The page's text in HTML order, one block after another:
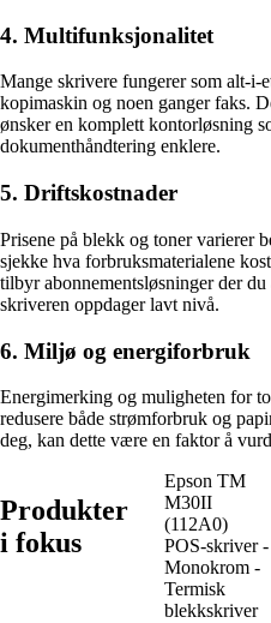
4. Multifunksjonalitet
Mange skrivere fungerer som alt-i-
kopimaskin og noen ganger faks.
ønsker en komplett kontorløsning
dokumenthåndtering enklere.
5. Driftskostnader
Prisene på blekk og toner varierer
sjekke hva forbruksmaterialene
tilbyr abonnementsløsninger der
skriveren oppdager lavt nivå.
6. Miljø og energiforbruk
Energimerking og muligheten for
redusere både strømforbruk og
deg, kan dette være en faktor å
Produkter
i fokus
Epson TM
M30II
(112A0)
POS-skriver -
Monokrom -
Termisk
blekkskriver